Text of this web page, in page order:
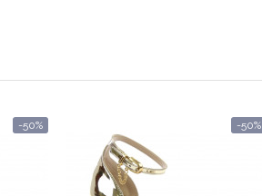
-50% -50%